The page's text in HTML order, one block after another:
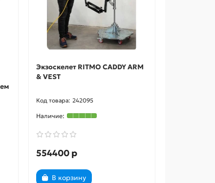
Экзоскелет RITMO CADDY ARM
& VEST
242095
554400 р
В корзину